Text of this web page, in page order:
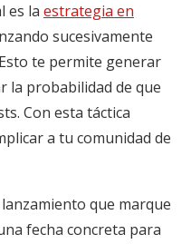
es la estrategia en
sucesivamente
te permite generar
la probabilidad de que
Con esta táctica
a tu comunidad de
que marque
fecha concreta para